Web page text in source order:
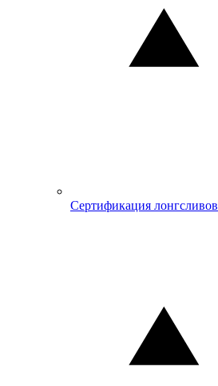
Сертификация лонгсливов